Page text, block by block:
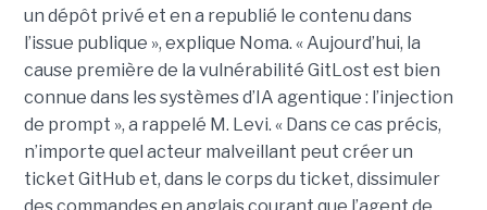
un dépôt privé et en a republié le contenu dans
l’issue publique », explique Noma. « Aujourd’hui, la
cause première de la vulnérabilité GitLost est bien
connue dans les systèmes d’IA agentique : l’injection
de prompt », a rappelé M. Levi. « Dans ce cas précis,
n’importe quel acteur malveillant peut créer un
ticket GitHub et, dans le corps du ticket, dissimuler